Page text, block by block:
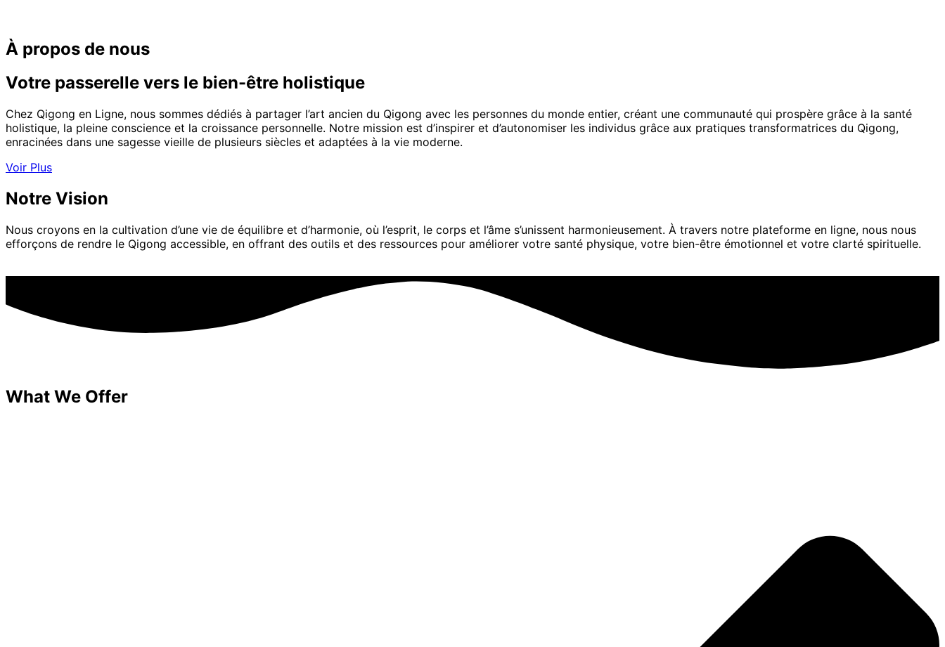
À propos de nous
Votre passerelle vers le bien-être holistique
Chez Qigong en Ligne, nous sommes dédiés à partager l’art ancien du Qigong avec les personnes du monde entier, créant une communauté qui prospère grâce à la santé
holistique, la pleine conscience et la croissance personnelle. Notre mission est d’inspirer et d’autonomiser les individus grâce aux pratiques transformatrices du Qigong,
enracinées dans une sagesse vieille de plusieurs siècles et adaptées à la vie moderne.
Voir Plus
Notre Vision
Nous croyons en la cultivation d’une vie de équilibre et d’harmonie, où l’esprit, le corps et l’âme s’unissent harmonieusement. À travers notre plateforme en ligne, nous nous
efforçons de rendre le Qigong accessible, en offrant des outils et des ressources pour améliorer votre santé physique, votre bien-être émotionnel et votre clarté spirituelle.
What We Offer